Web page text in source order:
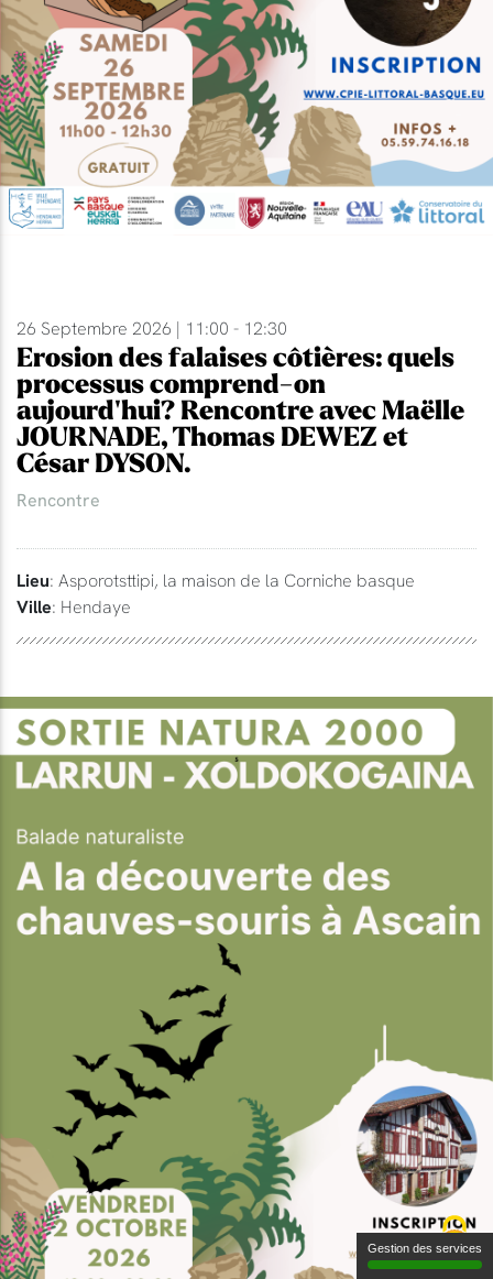
26 Septembre 2026 | 11:00 - 12:30
Erosion des falaises côtières: quels
processus comprend-on
aujourd'hui? Rencontre avec Maëlle
JOURNADE, Thomas DEWEZ et
César DYSON.
Rencontre
Lieu: Asporotsttipi, la maison de la Corniche basque
Ville: Hendaye
Gestion des services